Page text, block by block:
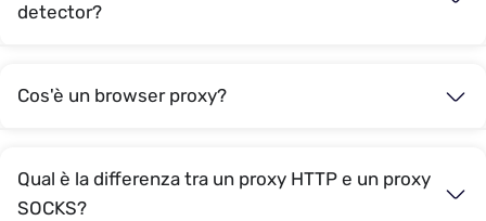
detector?
Cos'è un browser proxy?
Qual è la differenza tra un proxy HTTP e un proxy
SOCKS?